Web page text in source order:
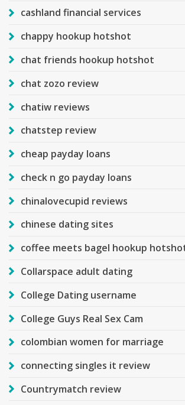
cashland financial services
chappy hookup hotshot
chat friends hookup hotshot
chat zozo review
chatiw reviews
chatstep review
cheap payday loans
check n go payday loans
chinalovecupid reviews
chinese dating sites
coffee meets bagel hookup
Collarspace adult dating
College Dating username
College Guys Real Sex Cam
colombian women for marriage
connecting singles it review
Countrymatch review